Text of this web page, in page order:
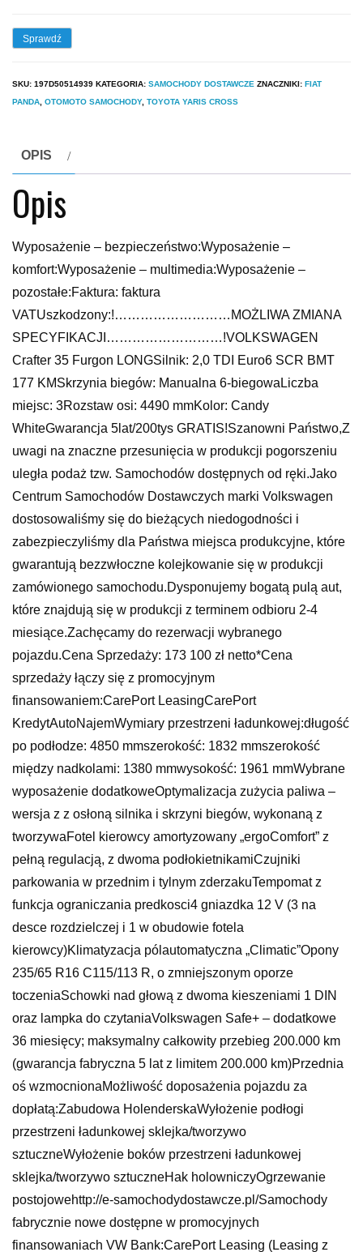
Sprawdź
SKU: 197D50514939 KATEGORIA: SAMOCHODY DOSTAWCZE ZNACZNIKI: FIAT
PANDA OTOMOTO SAMOCHODY, TOYOTA YARIS CROSS
OPIS
Opis
Wyposażenie – bezpieczeństwo:Wyposażenie –
komfort:Wyposażenie – multimedia:Wyposażenie –
pozostałe:Faktura: faktura
VATUszkodzony:!………………………MOŻLIWA ZMIANA
SPECYFIKACJI………………………!VOLKSWAGEN
Crafter 35 Furgon LONGSilnik: 2,0 TDI Euro6 SCR BMT
177 KMSkrzynia biegów: Manualna 6-biegowaLiczba
miejsc: 3Rozstaw osi: 4490 mmKolor: Candy
WhiteGwarancja 5lat/200tys GRATIS!Szanowni Państwo,Z
uwagi na znaczne przesunięcia w produkcji pogorszeniu
uległa podaż tzw. Samochodów dostępnych od ręki.Jako
Centrum Samochodów Dostawczych marki Volkswagen
dostosowaliśmy się do bieżących niedogodności i
zabezpieczyliśmy dla Państwa miejsca produkcyjne, które
gwarantują bezzwłoczne kolejkowanie się w produkcji
zamówionego samochodu.Dysponujemy bogatą pulą aut,
które znajdują się w produkcji z terminem odbioru 2-4
miesiące.Zachęcamy do rezerwacji wybranego
pojazdu.Cena Sprzedaży: 173 100 zł netto*Cena
sprzedaży łączy się z promocyjnym
finansowaniem:CarePort LeasingCarePort
KredytAutoNajemWymiary przestrzeni ładunkowej:długość
po podłodze: 4850 mmszerokość: 1832 mmszerokość
między nadkolami: 1380 mmwysokość: 1961 mmWybrane
wyposażenie dodatkoweOptymalizacja zużycia paliwa –
wersja z z osłoną silnika i skrzyni biegów, wykonaną z
tworzywaFotel kierowcy amortyzowany „ergoComfort” z
pełną regulacją, z dwoma podłokietnikamiCzujniki
parkowania w przednim i tylnym zderzakuTempomat z
funkcja ograniczania predkosci4 gniazdka 12 V (3 na
desce rozdzielczej i 1 w obudowie fotela
kierowcy)Klimatyzacja pólautomatyczna „Climatic”Opony
235/65 R16 C115/113 R, o zmniejszonym oporze
toczeniaSchowki nad głową z dwoma kieszeniami 1 DIN
oraz lampka do czytaniaVolkswagen Safe+ – dodatkowe
36 miesięcy; maksymalny całkowity przebieg 200.000 km
(gwarancja fabryczna 5 lat z limitem 200.000 km)Przednia
oś wzmocnionaMożliwość doposażenia pojazdu za
dopłatą:Zabudowa HolenderskaWyłożenie podłogi
przestrzeni ładunkowej sklejka/tworzywo
sztuczneWyłożenie boków przestrzeni ładunkowej
sklejka/tworzywo sztuczneHak holowniczyOgrzewanie
postojowehttp://e-samochodydostawcze.pl/Samochody
fabrycznie nowe dostępne w promocyjnych
finansowaniach VW Bank:CarePort Leasing (Leasing z